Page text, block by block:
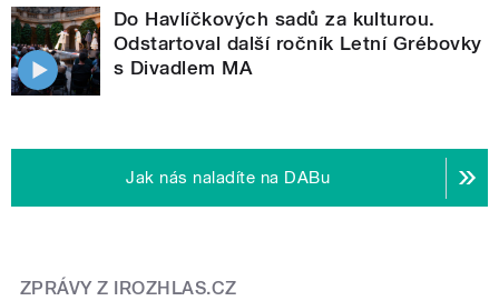
Do Havlíčkových sadů za kulturou.
Odstartoval další ročník Letní Grébovky
s Divadlem MA
Jak nás naladíte na DABu
ZPRÁVY Z IROZHLAS.CZ